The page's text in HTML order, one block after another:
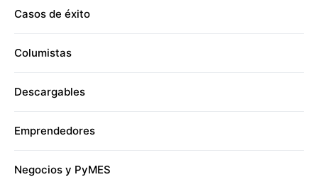
Casos de éxito
Columistas
Descargables
Emprendedores
Negocios y PyMES